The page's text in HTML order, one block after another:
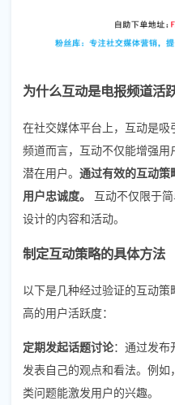
为什么互动是电报频道活
在社交媒体平台上，互动是
频道而言，互动不仅能增强
潜在用户。 通过有效的互动策
用户忠诚度。
互动不仅限于
设计的内容和活动。
制定互动策略的具体方法
以下是几种经过验证的互动
高的用户活跃度：
定期发起话题讨论：通过发布
发表自己的观点和看法。例如
类问题能激发用户的兴趣。